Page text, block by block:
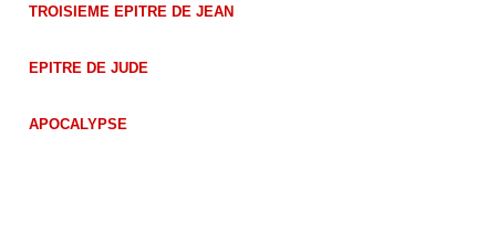
TROISIEME EPITRE DE JEAN
EPITRE DE JUDE
APOCALYPSE